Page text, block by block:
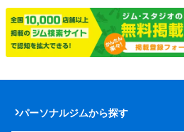
パーソナルジムから探す